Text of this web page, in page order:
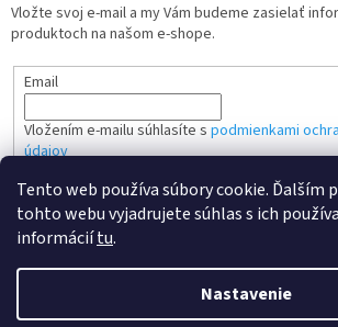
Tento web používa súbory cookie. Ďalším
tohto webu vyjadrujete súhlas s ich
informáciítu.
Nastavenie
Vložte svoj e-mail a my Vám budeme zasielať
produktoch na našom e-shope.
Email
Vložením e-mailu súhlasíte s podmienkami
údajov
PRIHLÁSIŤ SA
Vytvoril Shoptet